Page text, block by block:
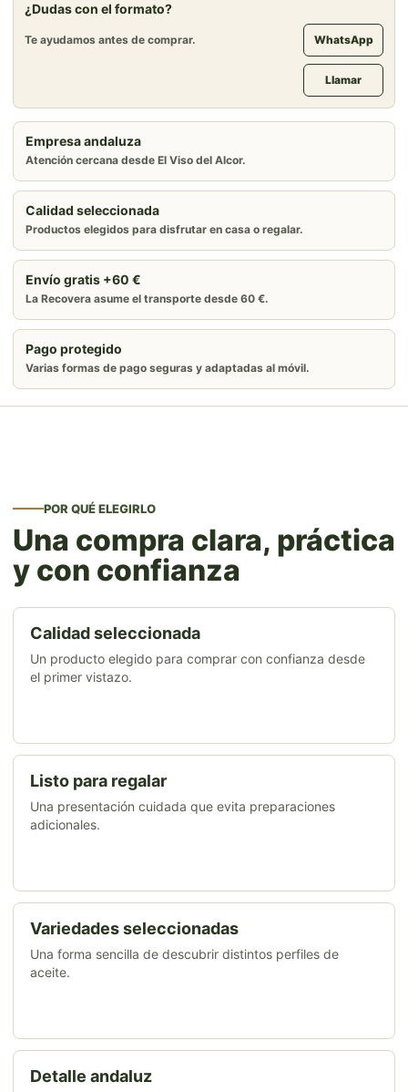
¿Dudas con el formato?
Te ayudamos antes de comprar. WhatsApp
Llamar
Empresa andaluza
Atención cercana desde El Viso del Alcor.
Calidad seleccionada
Productos elegidos para disfrutar en casa o regalar.
Envío gratis +60 €
La Recovera asume el transporte desde 60 €.
Pago protegido
Varias formas de pago seguras y adaptadas al móvil.
POR QUÉ ELEGIRLO
Una compra clara, práctica
y con confianza
Calidad seleccionada
Un producto elegido para comprar con confianza desde
el primer vistazo.
Listo para regalar
Una presentación cuidada que evita preparaciones
adicionales.
Variedades seleccionadas
Una forma sencilla de descubrir distintos perfiles de
aceite.
Detalle andaluz